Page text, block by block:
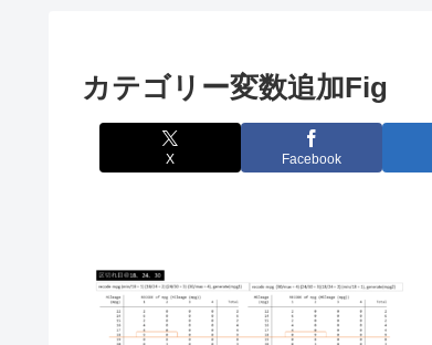
カテゴリー変数追加Fig
X Facebook